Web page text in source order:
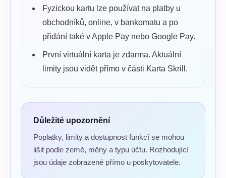
Fyzickou kartu lze používat na platby u
obchodníků, online, v bankomatu a po
přidání také v Apple Pay nebo Google Pay.
První virtuální karta je zdarma. Aktuální
limity jsou vidět přímo v části Karta Skrill.
Důležité upozornění
Poplatky, limity a dostupnost funkcí se mohou
lišit podle země, měny a typu účtu. Rozhodující
jsou údaje zobrazené přímo u poskytovatele.